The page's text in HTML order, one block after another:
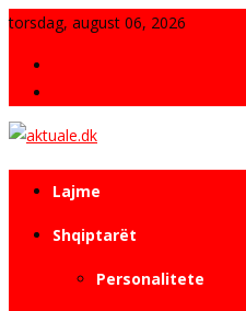
Skip
torsdag, august 06, 2026
aktuale.dk
Lajme
Shqiptarët
Personalitete